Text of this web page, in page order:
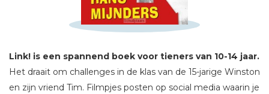
Link! is een spannend boek voor tieners van 10-14 jaar.
Het draait om challenges in de klas van de 15-jarige Winston
en zijn vriend Tim. Filmpjes posten op social media waarin je
Bericht *